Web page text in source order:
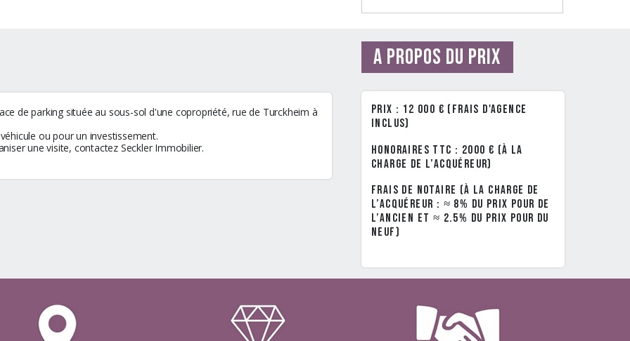
de parking située au sous-sol d'une copropriété, rue de Turckheim à
ou pour un investissement.
une visite, contactez Seckler Immobilier.
A propos du prix
Prix : 12 000 € (frais d'agence
inclus)
Honoraires TTC : 2000 € (à la
charge de l’acquéreur)
Frais de notaire (à la charge de
l’acquéreur : ≈ 8% du prix pour de
l’ancien et ≈ 2.5% du prix pour du
neuf)